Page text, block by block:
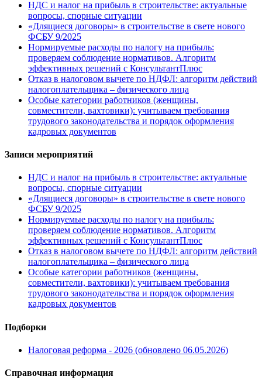
НДС и налог на прибыль в строительстве: актуальные
вопросы, спорные ситуации
«Длящиеся договоры» в строительстве в свете нового
ФСБУ 9/2025
Нормируемые расходы по налогу на прибыль:
проверяем соблюдение нормативов. Алгоритм
эффективных решений с КонсультантПлюс
Отказ в налоговом вычете по НДФЛ: алгоритм действий
налогоплательщика – физического лица
Особые категории работников (женщины,
совместители, вахтовики): учитываем требования
трудового законодательства и порядок оформления
кадровых документов
Записи мероприятий
НДС и налог на прибыль в строительстве: актуальные
вопросы, спорные ситуации
«Длящиеся договоры» в строительстве в свете нового
ФСБУ 9/2025
Нормируемые расходы по налогу на прибыль:
проверяем соблюдение нормативов. Алгоритм
эффективных решений с КонсультантПлюс
Отказ в налоговом вычете по НДФЛ: алгоритм действий
налогоплательщика – физического лица
Особые категории работников (женщины,
совместители, вахтовики): учитываем требования
трудового законодательства и порядок оформления
кадровых документов
Подборки
Налоговая реформа - 2026 (обновлено 06.05.2026)
Справочная информация